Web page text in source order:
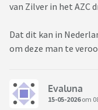
van Zilver in het AZC
Dat dit kan in
om deze man te
Evaluna
15-05-2026om